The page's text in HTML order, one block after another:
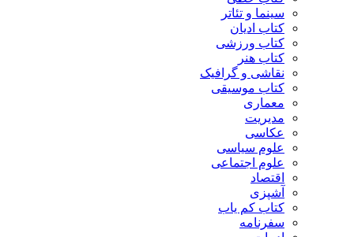
سینما و تئاتر
کتاب ادیان
کتاب ورزشی
کتاب هنر
نقاشی و گرافیک
کتاب موسیقی
معماری
مدیریت
عکاسی
علوم سیاسی
علوم اجتماعی
اقتصاد
آشپزی
کتاب کم یاب
سفرنامه